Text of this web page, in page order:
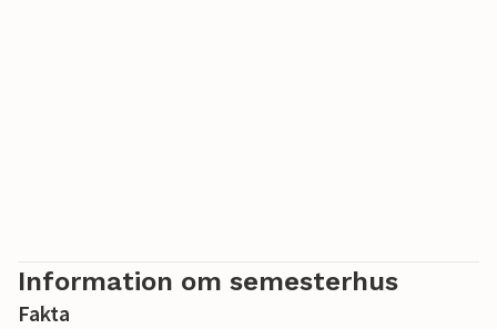
Information om semesterhus
Fakta